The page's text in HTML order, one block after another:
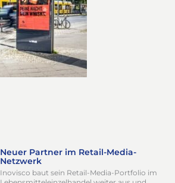
Neuer Partner im Retail-Media-
Netzwerk
Inovisco baut sein Retail-Media-Portfolio im